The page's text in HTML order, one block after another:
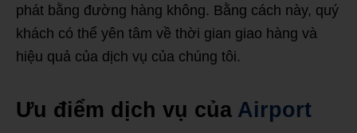
phát bằng đường hàng không. Bằng cách này, quý
khách có thể yên tâm về thời gian giao hàng và
hiệu quả của dịch vụ của chúng tôi.
Ưu điểm dịch vụ của Airport